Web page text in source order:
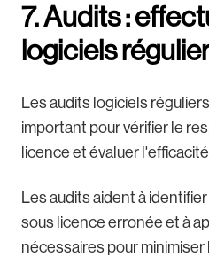
7. Audits :
logiciels
Les audits logiciels
important pour vérifier le
licence et évaluer
Les audits aident à
sous licence erronée et à
nécessaires pour